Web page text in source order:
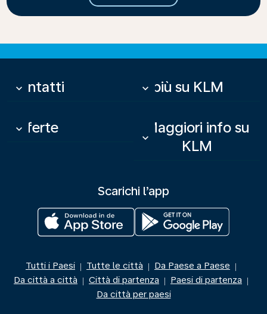
Contatti
keyboard_arrow_down Di più su KLM
keyboard_arrow_down
Offerte
keyboard_arrow_down
Maggiori info su
KLM
keyboard_arrow_down
Scarichi l’app
Tutti i Paesi | Tutte le città | Da Paese a Paese |
Da città a città | Città di partenza | Paesi di partenza |
Da città per paesi